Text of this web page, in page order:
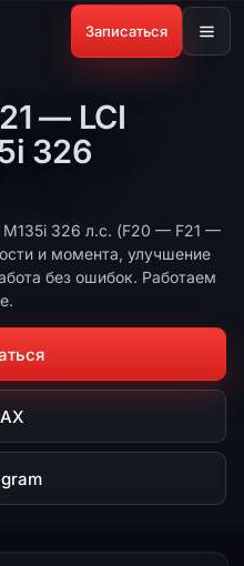
Записаться
— LCI
326
326 л.с. (F20 — F21 —
и момента, улучшение
без ошибок. Работаем